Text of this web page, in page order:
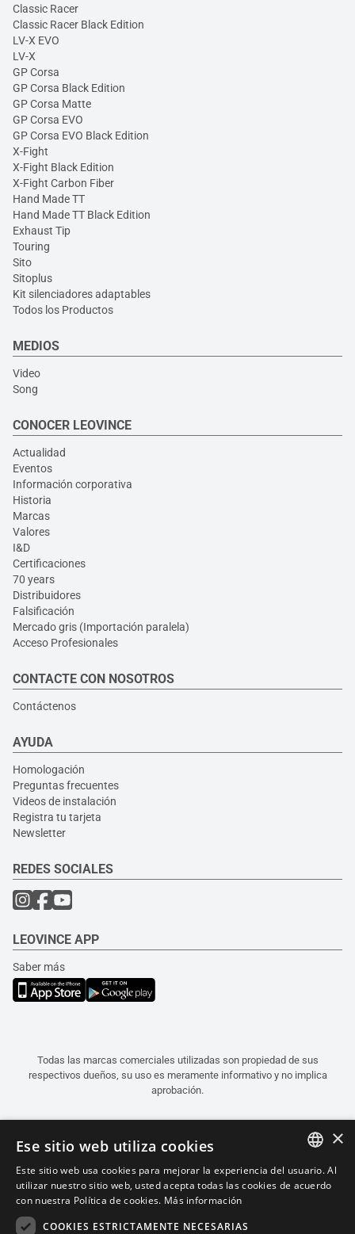
Classic Racer
Classic Racer Black Edition
LV-X EVO
LV-X
GP Corsa
GP Corsa Black Edition
GP Corsa Matte
GP Corsa EVO
GP Corsa EVO Black Edition
X-Fight
X-Fight Black Edition
X-Fight Carbon Fiber
Hand Made TT
Hand Made TT Black Edition
Exhaust Tip
Touring
Sito
Sitoplus
Kit silenciadores adaptables
Todos los Productos
MEDIOS
Video
Song
CONOCER LEOVINCE
Actualidad
Eventos
Información corporativa
Historia
Marcas
Valores
I&D
Certificaciones
70 years
Distribuidores
Falsificación
Mercado gris (Importación paralela)
Acceso Profesionales
CONTACTE CON NOSOTROS
Contáctenos
AYUDA
Homologación
Preguntas frecuentes
Videos de instalación
Registra tu tarjeta
Newsletter
REDES SOCIALES
LEOVINCE APP
Saber más
Todas las marcas comerciales utilizadas son propiedad de sus
respectivos dueños, su uso es meramente informativo y no implica
aprobación.
ITALIAN
×
Ese sitio web utiliza cookies
Este sitio web usa cookies para mejorar la experiencia del usuario. Al
utilizar nuestro sitio web, usted acepta todas las cookies de acuerdo
con nuestra Política de cookies. Más información
COOKIES ESTRICTAMENTE NECESARIAS